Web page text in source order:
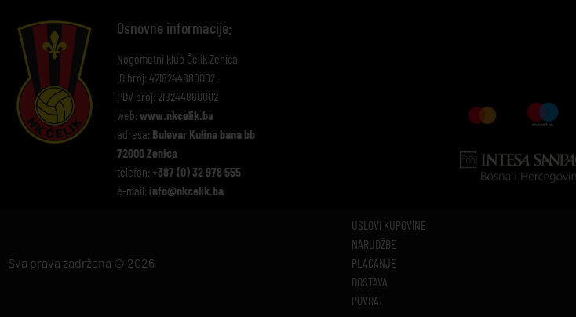
Osnovne informacije:
Nogometni klub Čelik Zenica
ID broj: 4218244880002
PDV broj: 218244880002
web: www.nkcelik.ba
adresa: Bulevar Kulina bana bb
72000 Zenica
telefon: +387 (0) 32 978 555
e-mail: info@nkcelik.ba
Sva prava zadržana © 2026
USLOVI KUPOVINE
NARUDŽBE
PLAĆANJE
DOSTAVA
POVRAT